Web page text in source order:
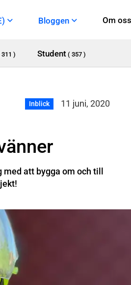
Bloggen Om oss
311 ) Student ( 357 )
Inblick 11 juni, 2020
att bygga om och till